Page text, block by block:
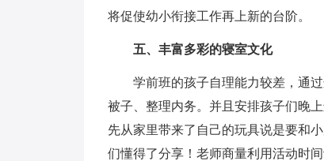
将促使幼小衔接工作再上新的台阶。
五、丰富多彩的寝室文化
学前班的孩子自理能力较差，通过
被子、整理内务。并且安排孩子们晚
先从家里带来了自己的玩具说是要和
们懂得了分享！老师商量利用活动时